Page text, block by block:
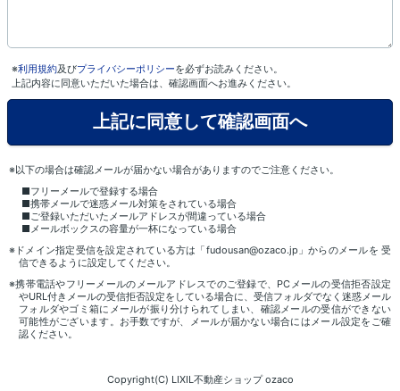
※利用規約及びプライバシーポリシーを必ずお読みください。
上記内容に同意いただいた場合は、確認画面へお進みください。
※以下の場合は確認メールが届かない場合がありますのでご注意ください。
■フリーメールで登録する場合
■携帯メールで迷惑メール対策をされている場合
■ご登録いただいたメールアドレスが間違っている場合
■メールボックスの容量が一杯になっている場合
※ドメイン指定受信を設定されている方は「fudousan@ozaco.jp」からのメールを 受
信できるように設定してください。
※携帯電話やフリーメールのメールアドレスでのご登録で、PCメールの受信拒否設定
やURL付きメールの受信拒否設定をしている場合に、受信フォルダでなく迷惑メール
フォルダやゴミ箱にメールが振り分けられてしまい、確認メールの受信ができない
可能性がございます。お手数ですが、メールが届かない場合にはメール設定をご確
認ください。
Copyright(C) LIXIL不動産ショップ ozaco